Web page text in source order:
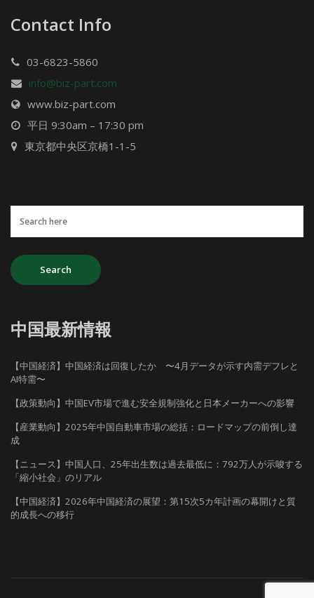
Contact Info
03-6823-5860
info@biz-part.com
www.biz-part.com
平日 9:30am – 17:30 pm
東京都中央区京橋1-1-5
中国最新情報
【中国経済】中国経済は回復したか 〜4月データが示す内需デフレと
AI特需〜
【政策動向】中国EV市場で進む安全規制強化と日本メーカーへの影響
【産業動向】2025年中国自動車市場の総括：ロードマップの前倒し達
成
【ニュース】中国人口、25年出生数は過去最低に：792万人が示唆する
「縮小社会」のリアル
【中国経済】2026年中国経済の展望：第15次5カ年計画の幕開けと質
的成長への移行